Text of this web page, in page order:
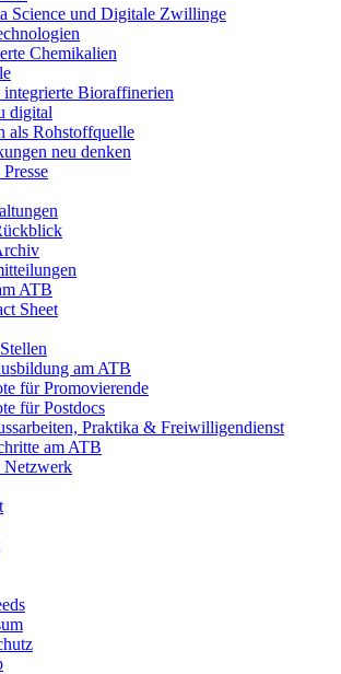
Science und Digitale Zwillinge
Chemikalien
integrierte Bioraffinerien
digital
als Rohstoffquelle
neu denken
ATB
Sheet
am ATB
für Promovierende
für Postdocs
Praktika & Freiwilligendienst
am ATB